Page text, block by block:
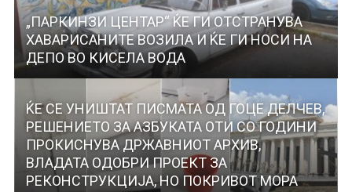
„ПАРКИНЗИ ЦЕНТАР“ ЌЕ ГИ ОТСТРАНУВА
ХАВАРИСАНИТЕ ВОЗИЛА И ЌЕ ГИ НОСИ НА
ДЕПО ВО КИСЕЛА ВОДА
ЌЕ СЕ УНИШТАТ ПИСМАТА ОД ГОЦЕ ДЕЛЧЕВ,
РЕШЕНИЕТО ЗА АЗБУКАТА ОТИ СО ГОДИНИ
ПРОКИСНУВА ДРЖАВНИОТ АРХИВ,
ВЛАДАТА ОДОБРИ ПРОЕКТ ЗА
РЕКОНСТРУКЦИЈА, НО ПОКРИВОТ МОРА